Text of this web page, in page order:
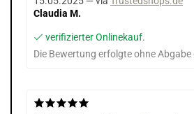
Claudia M.
verifizierter Onlinekauf.
Die Bewertung erfolgte ohne